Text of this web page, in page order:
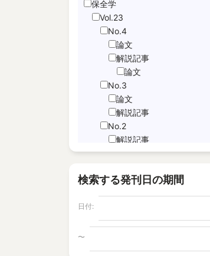
Hand Motion TracNing
immediate unfettered access
performance indicator
Sabotage Detection
Screening
Time-Series Data Analysis
サブドレン
パルスエコー法、電磁共鳴法
モニタリング
塩分除去
逆浸透膜
"Foaming Prediction AI System
保全学
Vol.23
No.4
論文
解説記事
論文
No.3
論文
解説記事
No.2
解説記事
特集記事
No.1
論文
Vol.22
検索する発刊日の期間
日付:
〜